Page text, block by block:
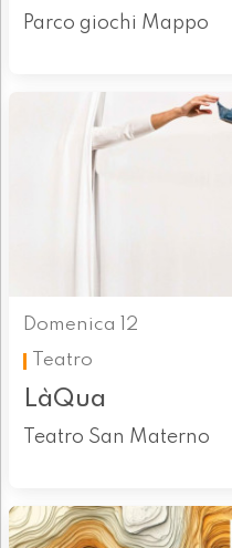
Parco giochi Mappo
Domenica 12
Teatro
LàQua
Teatro San Materno